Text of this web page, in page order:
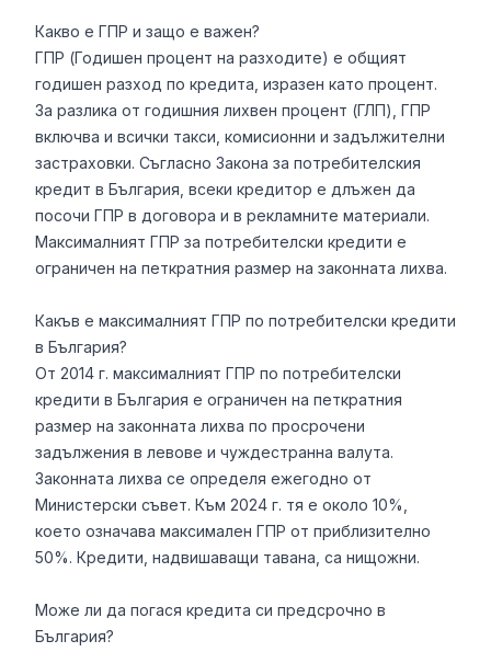
Какво е ГПР и защо е важен?
ГПР (Годишен процент на разходите) е общият
годишен разход по кредита, изразен като процент.
За разлика от годишния лихвен процент (ГЛП), ГПР
включва и всички такси, комисионни и задължителни
застраховки. Съгласно Закона за потребителския
кредит в България, всеки кредитор е длъжен да
посочи ГПР в договора и в рекламните материали.
Максималният ГПР за потребителски кредити е
ограничен на петкратния размер на законната лихва.
Какъв е максималният ГПР по потребителски кредити
в България?
От 2014 г. максималният ГПР по потребителски
кредити в България е ограничен на петкратния
размер на законната лихва по просрочени
задължения в левове и чуждестранна валута.
Законната лихва се определя ежегодно от
Министерски съвет. Към 2024 г. тя е около 10%,
което означава максимален ГПР от приблизително
50%. Кредити, надвишаващи тавана, са нищожни.
Може ли да погася кредита си предсрочно в
България?